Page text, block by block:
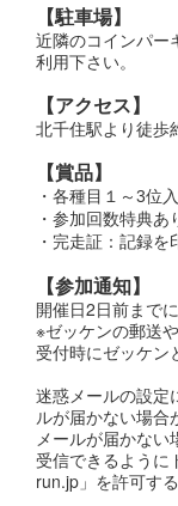
【駐車場】
近隣のコインパー
利用下さい。
【アクセス】
北千住駅より徒歩
【賞品】
・各種目１～3位
・参加回数特典あ
・完走証：記録
【参加通知】
開催日2日前まで
※ゼッケンの郵送
受付時にゼッケン
迷惑メールの設定
ルが届かない場合
メールが届かな
受信できるように
run.jp」を許可す